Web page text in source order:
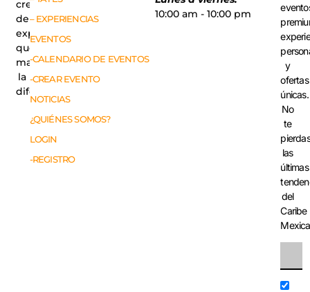
creadores
de
experiencias
que
marcan
la
diferencia.
– EXPERIENCIAS
EVENTOS
-CALENDARIO DE EVENTOS
-CREAR EVENTO
NOTICIAS
¿QUIÉNES SOMOS?
LOGIN
-REGISTRO
10:00 am - 10:00 pm
y
ofertas
únicas.
No
te
pierdas
las
últimas
del
Caribe